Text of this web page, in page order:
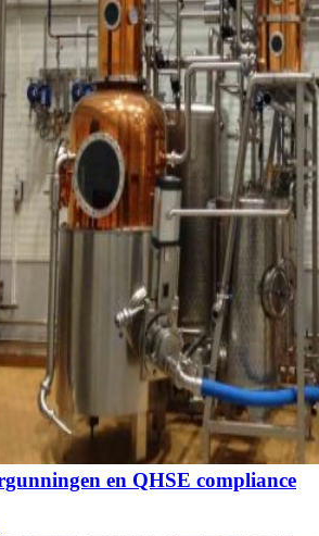
en QHSE compliance